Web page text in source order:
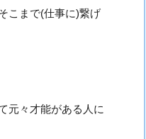
こまで(仕事に)繋げ
元々才能がある人に